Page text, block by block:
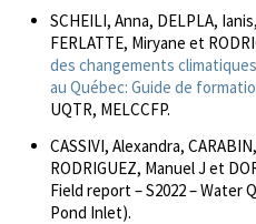
SCHEILI, Anna, DELPLA,
FERLATTE, Miryane et
des changements
au Québec: Guide de
UQTR, MELCCFP.
CASSIVI, Alexandra,
RODRIGUEZ, Manuel J et
Field report – S2022 – Water
Pond Inlet).